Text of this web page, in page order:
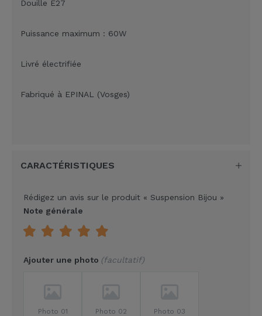
Douille E27
Puissance maximum : 60W
Livré électrifiée
Fabriqué à EPINAL (Vosges)
CARACTÉRISTIQUES
Rédigez un avis sur le produit « Suspension Bijou »
Note générale
Ajouter une photo facultatif
Photo 01 Photo 02 Photo 03